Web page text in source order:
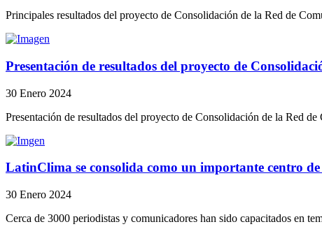
Principales resultados del proyecto de Consolidación de la Red de
Presentación de resultados del proyecto de
30 Enero 2024
Presentación de resultados del proyecto de Consolidación de la Red
LatinClima se consolida como un importante centro
30 Enero 2024
Cerca de 3000 periodistas y comunicadores han sido capacitados en